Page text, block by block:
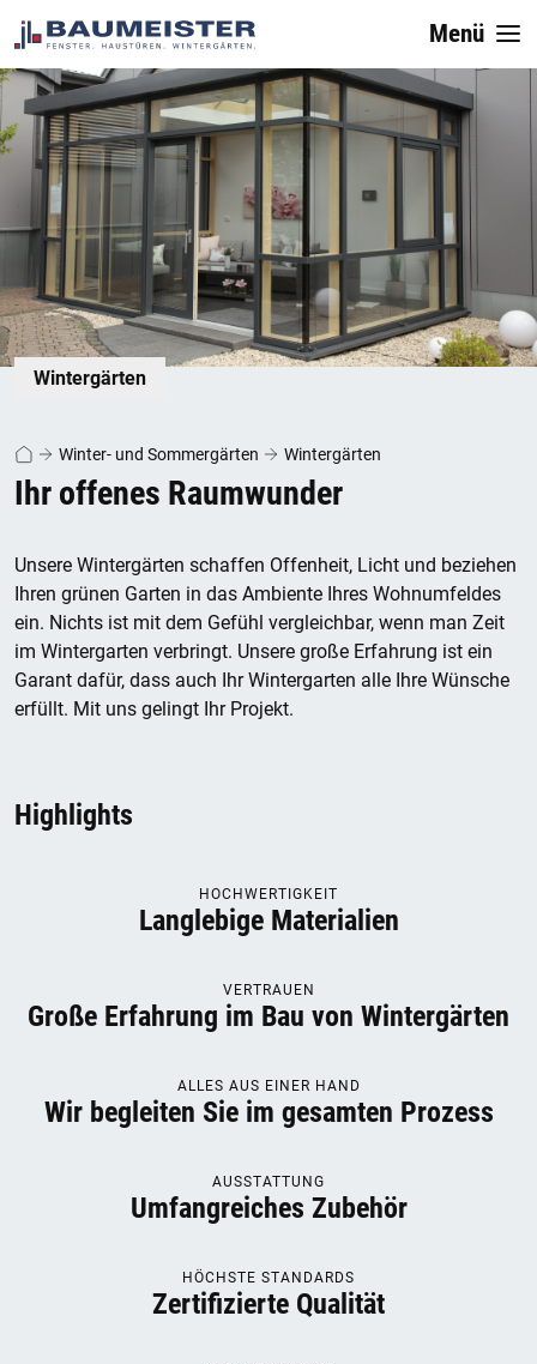
Menü
Wintergärten
Winter- und Sommergärten Wintergärten
Ihr offenes Raumwunder
Unsere Wintergärten schaffen Offenheit, Licht und beziehen
Ihren grünen Garten in das Ambiente Ihres Wohnumfeldes
ein. Nichts ist mit dem Gefühl vergleichbar, wenn man Zeit
im Wintergarten verbringt. Unsere große Erfahrung ist ein
Garant dafür, dass auch Ihr Wintergarten alle Ihre Wünsche
erfüllt. Mit uns gelingt Ihr Projekt.
Highlights
HOCHWERTIGKEIT
Langlebige Materialien
VERTRAUEN
Große Erfahrung im Bau von Wintergärten
ALLES AUS EINER HAND
Wir begleiten Sie im gesamten Prozess
AUSSTATTUNG
Umfangreiches Zubehör
HÖCHSTE STANDARDS
Zertifizierte Qualität